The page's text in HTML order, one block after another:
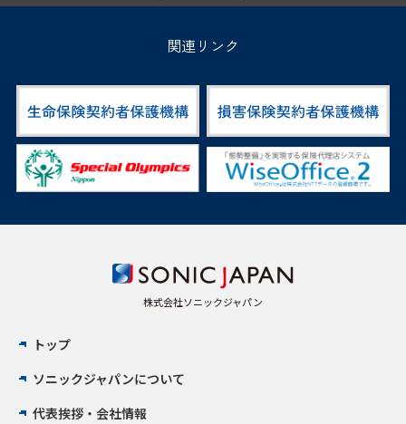
関連リンク
株式会社ソニックジャパン
トップ
ソニックジャパンについて
代表挨拶・会社情報